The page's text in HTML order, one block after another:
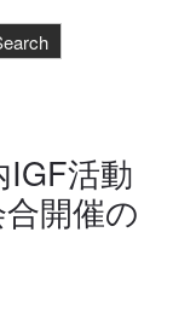
IGF活動
開催の